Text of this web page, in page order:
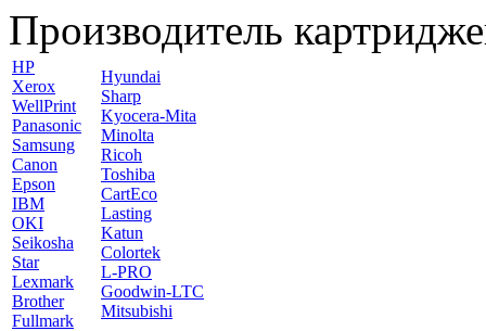
Производитель
HP
Xerox
WellPrint
Panasonic
Samsung
Canon
Epson
IBM
OKI
Seikosha
Star
Lexmark
Brother
Fullmark
Hyundai
Sharp
Kyocera-Mita
Minolta
Ricoh
Toshiba
CartEco
Lasting
Katun
Colortek
L-PRO
Goodwin-LTC
Mitsubishi